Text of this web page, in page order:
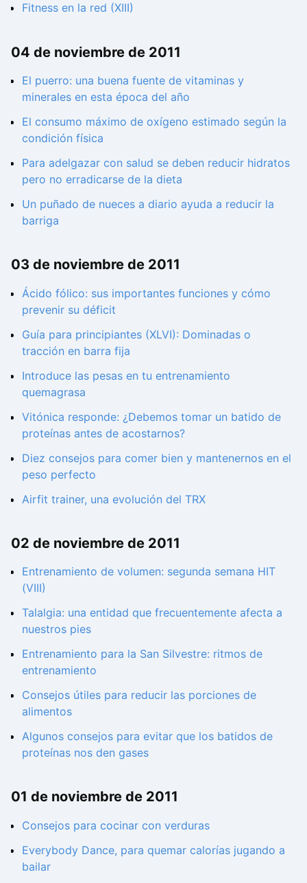
Fitness en la red (XIII)
04 de noviembre de 2011
El puerro: una buena fuente de vitaminas y
minerales en esta época del año
El consumo máximo de oxígeno estimado según la
condición física
Para adelgazar con salud se deben reducir hidratos
pero no erradicarse de la dieta
Un puñado de nueces a diario ayuda a reducir la
barriga
03 de noviembre de 2011
Ácido fólico: sus importantes funciones y cómo
prevenir su déficit
Guía para principiantes (XLVI): Dominadas o
tracción en barra fija
Introduce las pesas en tu entrenamiento
quemagrasa
Vitónica responde: ¿Debemos tomar un batido de
proteínas antes de acostarnos?
Diez consejos para comer bien y mantenernos en el
peso perfecto
Airfit trainer, una evolución del TRX
02 de noviembre de 2011
Entrenamiento de volumen: segunda semana HIT
(VIII)
Talalgia: una entidad que frecuentemente afecta a
nuestros pies
Entrenamiento para la San Silvestre: ritmos de
entrenamiento
Consejos útiles para reducir las porciones de
alimentos
Algunos consejos para evitar que los batidos de
proteínas nos den gases
01 de noviembre de 2011
Consejos para cocinar con verduras
Everybody Dance, para quemar calorías jugando a
bailar